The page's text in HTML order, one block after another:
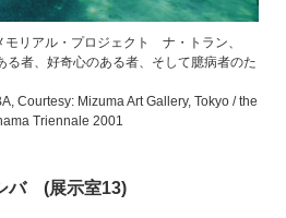
モリアル・プロジェクト ナ・トラン、
る者、好奇心のある者、そして臆病者のた
Courtesy: Mizuma Art Gallery, Tokyo / the
Triennale 2001
バ (展示室13)